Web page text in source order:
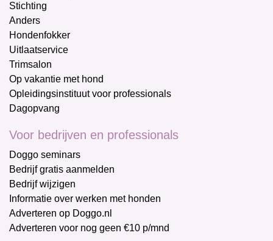
Stichting
Anders
Hondenfokker
Uitlaatservice
Trimsalon
Op vakantie met hond
Opleidingsinstituut voor professionals
Dagopvang
Voor bedrijven en professionals
Doggo seminars
Bedrijf gratis aanmelden
Bedrijf wijzigen
Informatie over werken met honden
Adverteren op Doggo.nl
Adverteren voor nog geen €10 p/mnd